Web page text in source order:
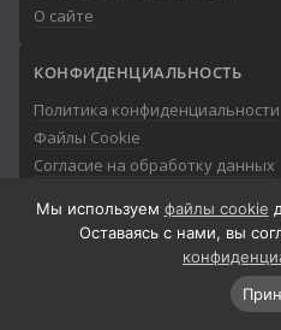
О сайте
КОНФИДЕНЦИАЛЬНОСТЬ
Политика конфиденциальности
Файлы Cookie
Согласие на обработку данных
© 2013-2026
Мы используем файлы cookie
Оставаясь с нами, вы